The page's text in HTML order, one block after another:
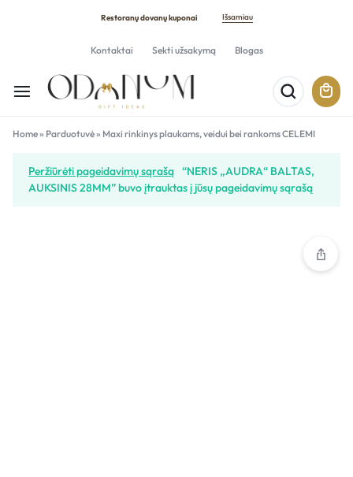
Restoranų dovanų kuponai Išsamiau
Kontaktai Sekti užsakymą Blogas
Home» Parduotuvė» Maxi rinkinys plaukams, veidui bei rankoms CELEMI
Peržiūrėti pageidavimų sąrašą “NERIS „AUDRA“ BALTAS,
AUKSINIS 28MM” buvo įtrauktas į jūsų pageidavimų sąrašą